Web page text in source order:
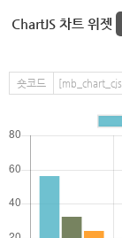
ChartJS 차트 위젯
숏코드